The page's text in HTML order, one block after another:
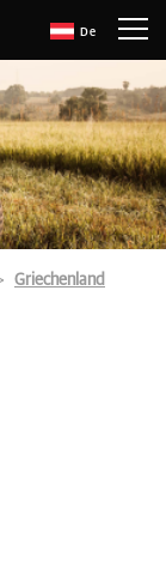
De
Griechenland